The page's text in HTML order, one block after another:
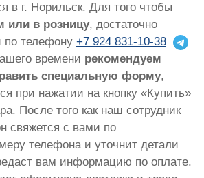
в г. Норильск. Для того чтобы
или в розницу, достаточно
по телефону +7 924 831-10-38
времени рекомендуем
специальную форму,
при нажатии на кнопку «Купить»
После того как наш сотрудник
свяжется с вами по
телефона и уточнит детали
вам информацию по оплате.